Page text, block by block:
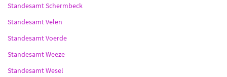
Standesamt Schermbeck
Standesamt Velen
Standesamt Voerde
Standesamt Weeze
Standesamt Wesel